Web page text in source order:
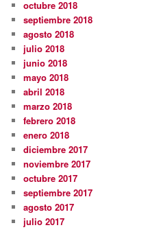
octubre 2018
septiembre 2018
agosto 2018
julio 2018
junio 2018
mayo 2018
abril 2018
marzo 2018
febrero 2018
enero 2018
diciembre 2017
noviembre 2017
octubre 2017
septiembre 2017
agosto 2017
julio 2017